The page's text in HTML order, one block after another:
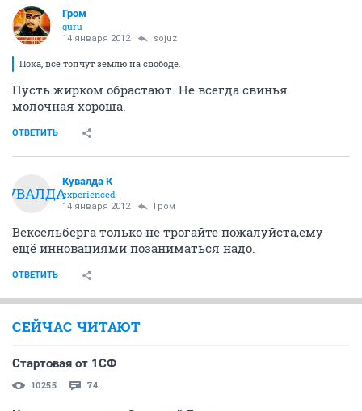
Гром
guru
14 января 2012 sojuz
Пока, все топчут землю на свободе.
Пусть жирком обрастают. Не всегда свинья
молочная хороша.
ОТВЕТИТЬ
Кувалда К
experienced
14 января 2012 Гром
Вексельберга только не трогайте пожалуйста,ему
ещё инновациями позаниматься надо.
ОТВЕТИТЬ
СЕЙЧАС ЧИТАЮТ
Стартовая от 1СФ
10255 74